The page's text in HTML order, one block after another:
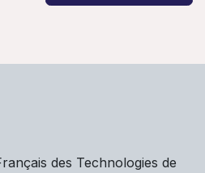
des Technologies de